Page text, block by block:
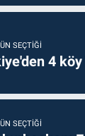
SEÇTIĞI
4
SEÇTIĞI